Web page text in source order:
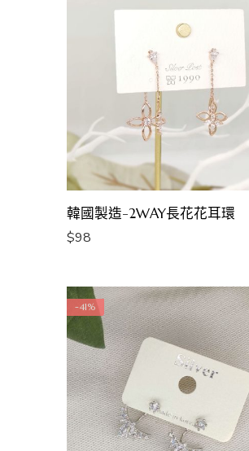
韓國製造-2WAY長花花耳環
$98
-41%